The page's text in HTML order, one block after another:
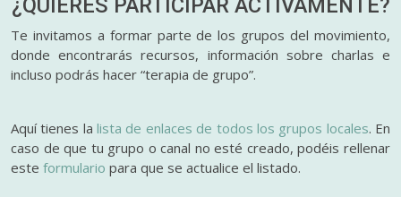
¿QUIERES PARTICIPAR ACTIVAMENTE?
Te invitamos a formar parte de los grupos del movimiento,
donde encontrarás recursos, información sobre charlas e
incluso podrás hacer “terapia de grupo”.
Aquí tienes lalista de enlaces de todos los grupos locales. En
caso de que tu grupo o canal no esté creado, podéis rellenar
este formulario para que se actualice el listado.